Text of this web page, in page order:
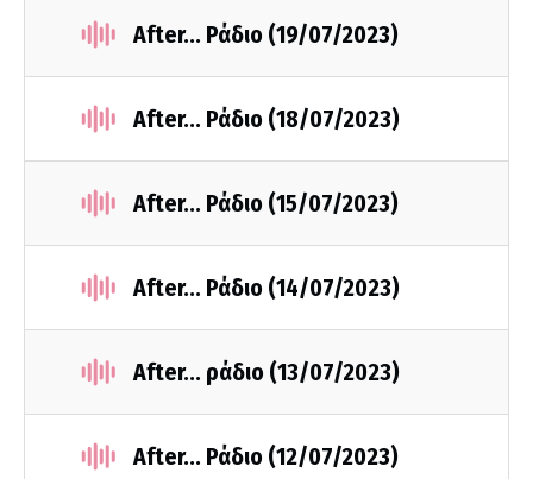
After... Ράδιο (19/07/2023)
After... Ράδιο (18/07/2023)
After... Ράδιο (15/07/2023)
After... Ράδιο (14/07/2023)
After... ράδιο (13/07/2023)
After... Ράδιο (12/07/2023)